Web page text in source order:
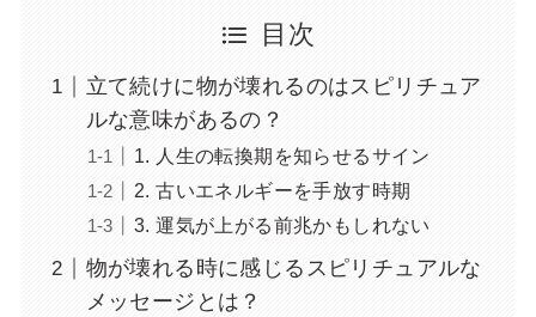
目次
立て続けに物が壊れるのはスピリチュア
ルな意味があるの？
1. 人生の転換期を知らせるサイン
2. 古いエネルギーを手放す時期
3. 運気が上がる前兆かもしれない
物が壊れる時に感じるスピリチュアルな
メッセージとは？